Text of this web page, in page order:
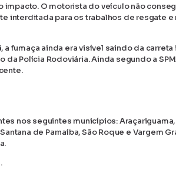
O motorista do veículo não
interditada para os trabalhos de resgate
fumaça ainda era visível saindo da
Polícia Rodoviária. Ainda segundo a
nos seguintes municípios: Araçariguama,
de Parnaíba, São Roque e Vargem